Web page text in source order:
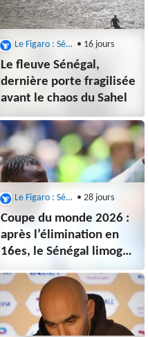
Le Figaro : Sénégal • 16 jours
Le fleuve Sénégal,
dernière porte fragilisée
avant le chaos du Sahel
Le Figaro : Sénégal • 28 jours
Coupe du monde 2026 :
après l’élimination en
16es, le Sénégal limoge
son sélectionneur
Pape Thiaw